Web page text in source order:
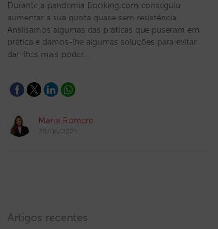
Durante a pandemia Booking.com conseguiu
aumentar a sua quota quase sem resistência.
Analisamos algumas das práticas que puseram em
prática e damos-lhe algumas soluções para evitar
dar-lhes mais poder…
Marta Romero
29/06/2021
Artigos recentes